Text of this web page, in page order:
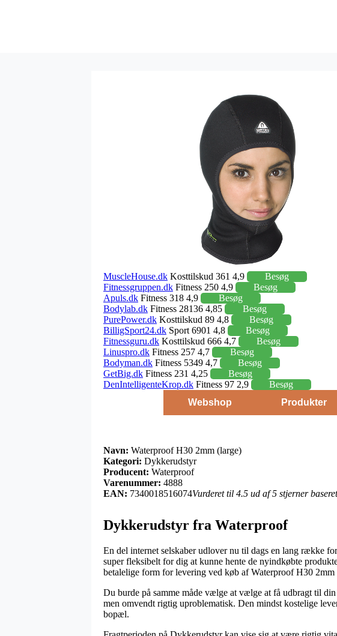
MuscleHouse.dk Kosttilskud 361 4,9
Besøg
Fitnessgruppen.dk Fitness 250 4,9
Besøg
Apuls.dk Fitness 318 4,9
Besøg
Bodylab.dk Fitness 28136 4,85
Besøg
PurePower.dk Kosttilskud 89 4,8
Besøg
BilligSport24.dk Sport 6901 4,8
Besøg
Fitnessguru.dk Kosttilskud 666 4,7
Besøg
Linuspro.dk Fitness 257 4,7
Besøg
Bodyman.dk Fitness 5349 4,7
Besøg
GetBig.dk Fitness 231 4,25
Besøg
DenIntelligenteKrop.dk Fitness 97 2,9
Besøg
Webshop
Produkter
Navn: Waterproof H30 2mm (large)
Kategori: Dykkerudstyr
Producent: Waterproof
Varenummer: 4888
EAN: 7340018516074Vurderet til 4.5 ud af 5 stjerner
Dykkerudstyr fra Waterproof
En del internet selskaber udlover nu til dags en lang række
super fleksibelt for dig at kunne hente de nyindkøbte
betalelige form for levering ved køb af Waterproof H30 2mm
Du burde på samme måde vælge at vælge at få udbragt til
men omvendt rigtig uproblematisk. Den mindst kostelige
bopæl.